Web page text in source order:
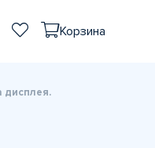
Корзина
дисплея.